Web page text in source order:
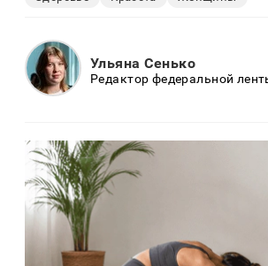
Ульяна Сенько
Редактор федеральной